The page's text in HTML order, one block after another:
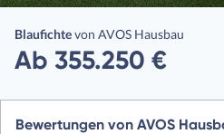
Blaufichtevon AVOS Hausbau
Ab 355.250 €
Bewertungen von AVOS